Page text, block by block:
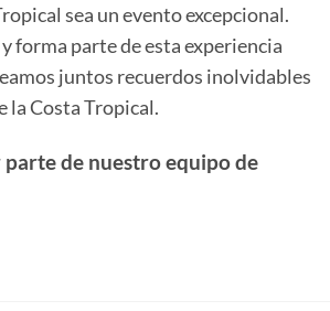
sea un evento excepcional.
forma parte de esta experiencia
juntos recuerdos inolvidables
la Costa Tropical.
parte de nuestro equipo de